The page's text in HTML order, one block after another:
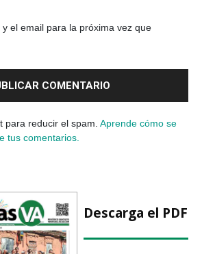
el email para la próxima vez que
para reducir el spam. Aprende cómo se
tus comentarios.
Descarga el PDF